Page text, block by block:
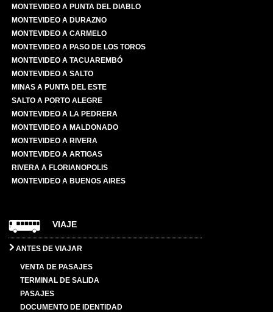
MONTEVIDEO A PUNTA DEL DIABLO
MONTEVIDEO A DURAZNO
MONTEVIDEO A CARMELO
MONTEVIDEO A PASO DE LOS TOROS
MONTEVIDEO A TACUAREMBÓ
MONTEVIDEO A SALTO
MINAS A PUNTA DEL ESTE
SALTO A PORTO ALEGRE
MONTEVIDEO A LA PEDRERA
MONTEVIDEO A MALDONADO
MONTEVIDEO A RIVERA
MONTEVIDEO A ARTIGAS
RIVERA A FLORIANOPOLIS
MONTEVIDEO A BUENOS AIRES
VIAJE
ANTES DE VIAJAR
VENTA DE PASAJES
TERMINAL DE SALIDA
PASAJES
DOCUMENTO DE IDENTIDAD